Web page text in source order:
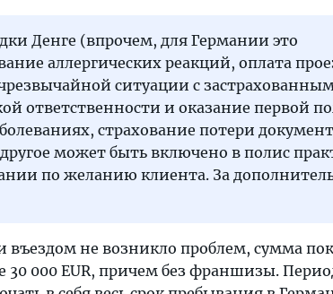
Денге (впрочем, для Германии это
аллергических реакций, оплата
чрезвычайной ситуации с
ответственности и оказание первой
страхование потери
может быть включено в полис
по желанию клиента. За
въездом не возникло проблем, сумма
30 000 EUR, причем без франшизы.